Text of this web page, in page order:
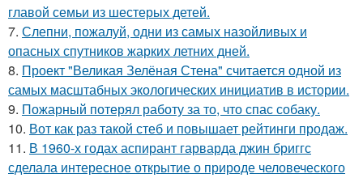
главой семьи из шестерых детей.
7. Слепни, пожалуй, одни из самых назойливых и
опасных спутников жарких летних дней.
8. Проект "Великая Зелёная Стена" считается одной из
самых масштабных экологических инициатив в истории.
9. Пожарный потерял работу за то, что спас собаку.
10. Вот как раз такой стеб и повышает рейтинги продаж.
11. В 1960-х годах аспирант гарварда джин бриггс
сделала интересное открытие о природе человеческого